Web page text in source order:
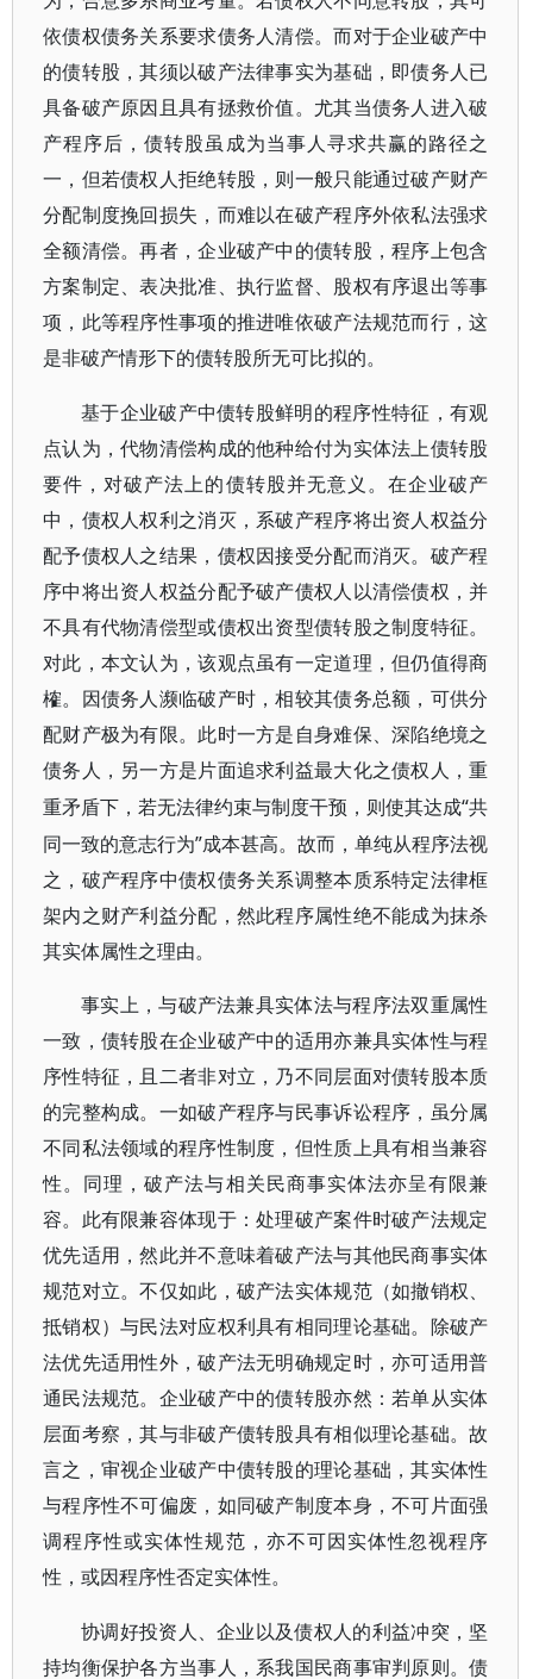
依债权债务关系要求债务人清偿。而对于企业破产中
的债转股，其须以破产法律事实为基础，即债务人已
具备破产原因且具有拯救价值。尤其当债务人进入破
产程序后，债转股虽成为当事人寻求共赢的路径之
一，但若债权人拒绝转股，则一般只能通过破产财产
分配制度挽回损失，而难以在破产程序外依私法强求
全额清偿。再者，企业破产中的债转股，程序上包含
方案制定、表决批准、执行监督、股权有序退出等事
项，此等程序性事项的推进唯依破产法规范而行，这
是非破产情形下的债转股所无可比拟的。
基于企业破产中债转股鲜明的程序性特征，有观
点认为，代物清偿构成的他种给付为实体法上债转股
要件，对破产法上的债转股并无意义。在企业破产
中，债权人权利之消灭，系破产程序将出资人权益分
配予债权人之结果，债权因接受分配而消灭。破产程
序中将出资人权益分配予破产债权人以清偿债权，并
不具有代物清偿型或债权出资型债转股之制度特征。
对此，本文认为，该观点虽有一定道理，但仍值得商
榷。因债务人濒临破产时，相较其债务总额，可供分
配财产极为有限。此时一方是自身难保、深陷绝境之
债务人，另一方是片面追求利益最大化之债权人，重
重矛盾下，若无法律约束与制度干预，则使其达成“共
同一致的意志行为”成本甚高。故而，单纯从程序法视
之，破产程序中债权债务关系调整本质系特定法律框
架内之财产利益分配，然此程序属性绝不能成为抹杀
其实体属性之理由。
事实上，与破产法兼具实体法与程序法双重属性
一致，债转股在企业破产中的适用亦兼具实体性与程
序性特征，且二者非对立，乃不同层面对债转股本质
的完整构成。一如破产程序与民事诉讼程序，虽分属
不同私法领域的程序性制度，但性质上具有相当兼容
性。同理，破产法与相关民商事实体法亦呈有限兼
容。此有限兼容体现于：处理破产案件时破产法规定
优先适用，然此并不意味着破产法与其他民商事实体
规范对立。不仅如此，破产法实体规范（如撤销权、
抵销权）与民法对应权利具有相同理论基础。除破产
法优先适用性外，破产法无明确规定时，亦可适用普
通民法规范。企业破产中的债转股亦然：若单从实体
层面考察，其与非破产债转股具有相似理论基础。故
言之，审视企业破产中债转股的理论基础，其实体性
与程序性不可偏废，如同破产制度本身，不可片面强
调程序性或实体性规范，亦不可因实体性忽视程序
性，或因程序性否定实体性。
协调好投资人、企业以及债权人的利益冲突，坚
持均衡保护各方当事人，系我国民商事审判原则。债